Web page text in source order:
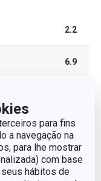
para fins
a navegação na
para lhe mostrar
com base
hábitos de
2.2
6.9
de cozinha